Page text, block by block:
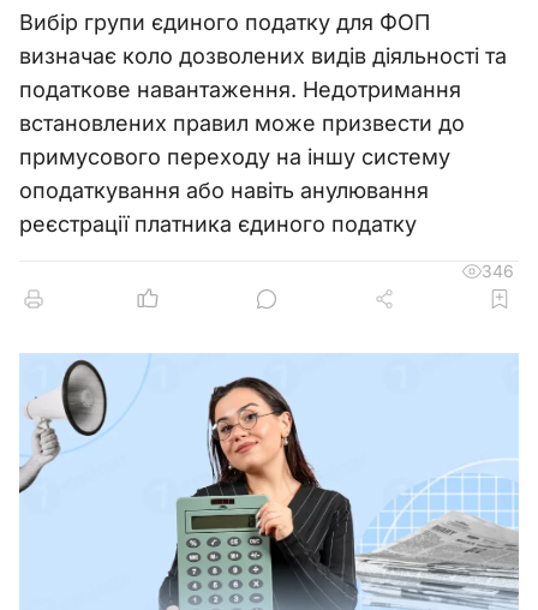
Вибір групи єдиного податку для ФОП
визначає коло дозволених видів діяльності та
податкове навантаження. Недотримання
встановлених правил може призвести до
примусового переходу на іншу систему
оподаткування або навіть анулювання
реєстрації платника єдиного податку
346